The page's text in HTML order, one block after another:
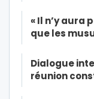
« Il n’y aura
que les
Dialogue
réunion